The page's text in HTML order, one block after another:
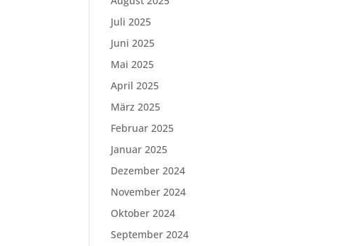
Juli 2025
Juni 2025
Mai 2025
April 2025
März 2025
Februar 2025
Januar 2025
Dezember 2024
November 2024
Oktober 2024
September 2024